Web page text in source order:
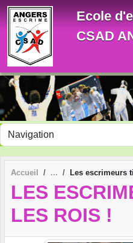
Ecole
CSAD
Accueil Les escrimeurs
LES
LES ROIS !
Panneau de gestion des